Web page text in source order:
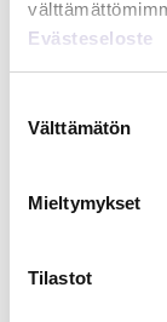
Evästeseloste
valinta
Välttämätön
Mieltymykset
Tilastot